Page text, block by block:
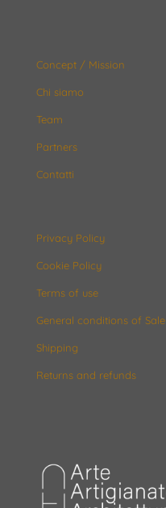
Concept / Mission
Chi siamo
Team
Partners
Contatti
Privacy Policy
Cookie Policy
Terms of use
General conditions of Sale
Shipping
Returns and refunds